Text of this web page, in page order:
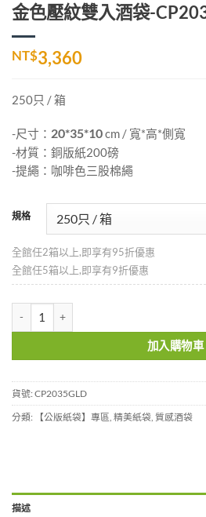
金色壓紋雙入酒袋-
NT$3,360
250只 / 箱
-尺寸： 20*35*10cm / 寬*高*側寬
-材質：銅版紙200磅
-提繩：咖啡色三股棉繩
規格
全館任2箱以上,即享有95折優惠
全館任5箱以上,即享有9折優惠
加入購物車
貨號: CP2035GLD
分類:
【公版紙袋】專區 精美紙袋 質感酒袋
描述